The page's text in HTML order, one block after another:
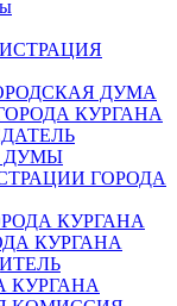
ДУМА
КУРГАНА
ДУМЫ
ГОРОДА
КУРГАНА
КУРГАНА
КУРГАНА